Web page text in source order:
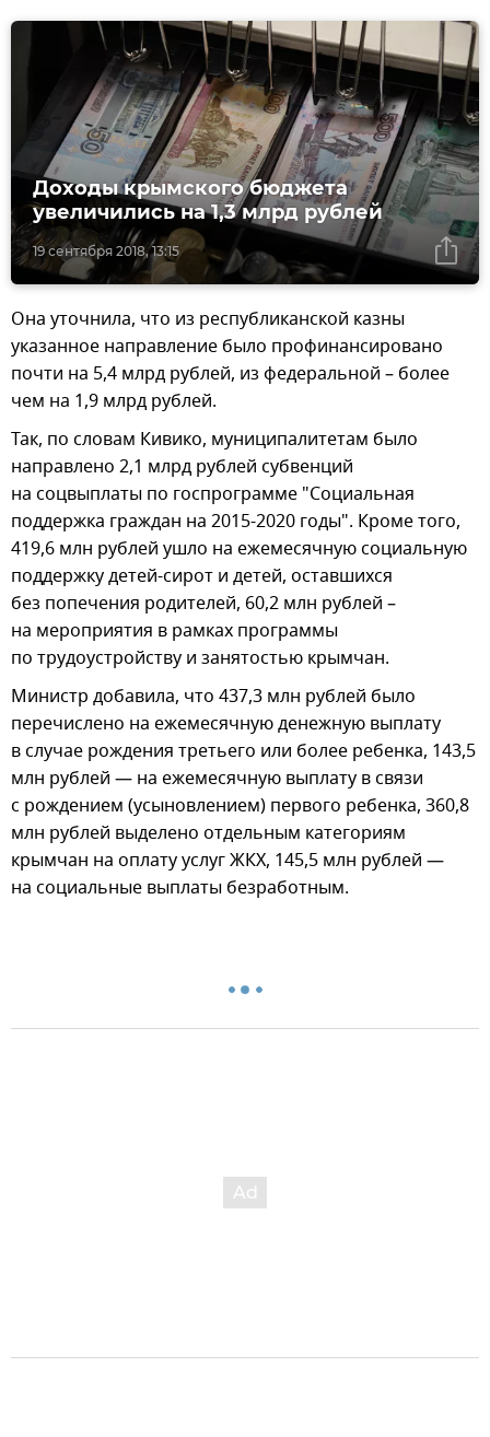
19 сентября 2018, 13:15
Доходы крымского бюджета
увеличились на 1,3 млрд рублей
Она уточнила, что из республиканской казны
указанное направление было профинансировано
почти на 5,4 млрд рублей, из федеральной – более
чем на 1,9 млрд рублей.
Так, по словам Кивико, муниципалитетам было
направлено 2,1 млрд рублей субвенций
на соцвыплаты по госпрограмме "Социальная
поддержка граждан на 2015-2020 годы". Кроме того,
419,6 млн рублей ушло на ежемесячную социальную
поддержку детей-сирот и детей, оставшихся
без попечения родителей, 60,2 млн рублей –
на мероприятия в рамках программы
по трудоустройству и занятостью крымчан.
Министр добавила, что 437,3 млн рублей было
перечислено на ежемесячную денежную выплату
в случае рождения третьего или более ребенка, 143,5
млн рублей — на ежемесячную выплату в связи
с рождением (усыновлением) первого ребенка, 360,8
млн рублей выделено отдельным категориям
крымчан на оплату услуг ЖКХ, 145,5 млн рублей —
на социальные выплаты безработным.